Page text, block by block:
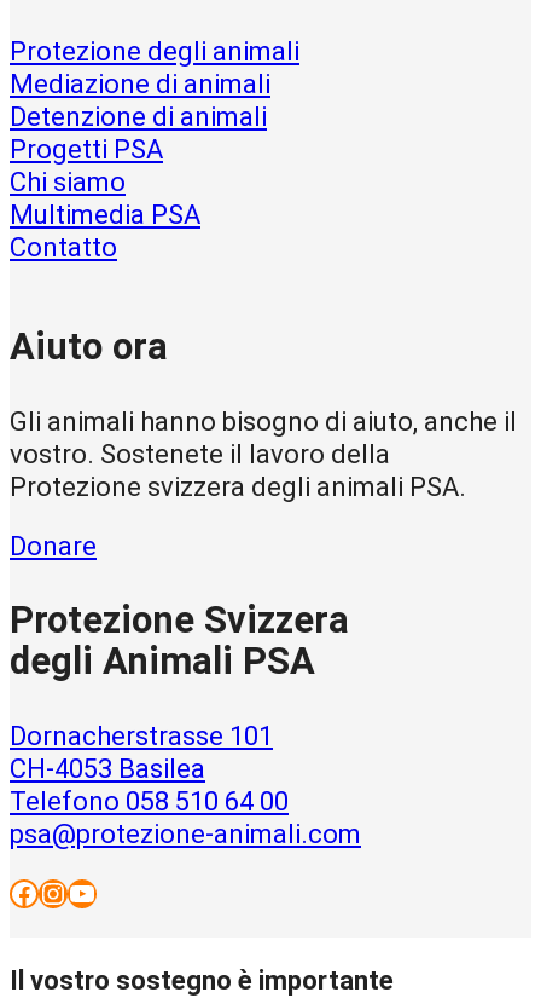
Protezione degli animali
Mediazione di animali
Detenzione di animali
Progetti PSA
Chi siamo
Multimedia PSA
Contatto
Aiuto ora
Gli animali hanno bisogno di aiuto, anche il
vostro. Sostenete il lavoro della
Protezione svizzera degli animali PSA.
Donare
Protezione Svizzera
degli Animali PSA
Dornacherstrasse 101
CH-4053 Basilea
Telefono 058 510 64 00
psa@protezione-animali.com
Facebook InstagramYouTube
Il vostro sostegno è importante